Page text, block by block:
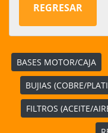
REGRESAR
BASES MOTOR/CAJA
BUJIAS (COBRE/
FILTROS (ACEITE/